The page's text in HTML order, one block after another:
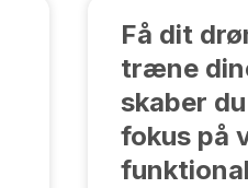
Få dit
træne
skaber
fokus på